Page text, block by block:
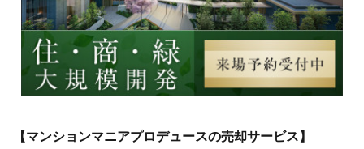
【マンションマニアプロデュースの売却サービス】